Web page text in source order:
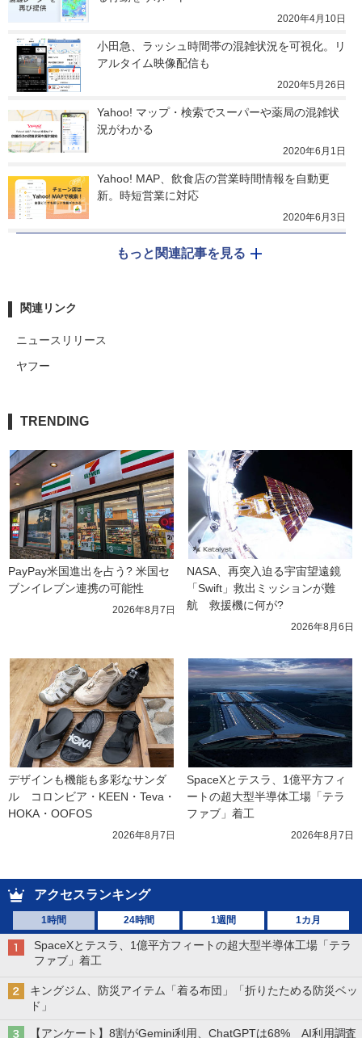
2020年4月10日
小田急、ラッシュ時間帯の混雑状況を可視化。リ
アルタイム映像配信も
2020年5月26日
Yahoo! マップ・検索でスーパーや薬局の混雑状
況がわかる
2020年6月1日
Yahoo! MAP、飲食店の営業時間情報を自動更
新。時短営業に対応
2020年6月3日
もっと関連記事を見る
関連リンク
ニュースリリース
ヤフー
TRENDING
PayPay米国進出を占う? 米国セ
ブンイレブン連携の可能性
2026年8月7日
NASA、再突入迫る宇宙望遠鏡
「Swift」救出ミッションが難
航　救援機に何が?
2026年8月6日
デザインも機能も多彩なサンダ
ル　コロンビア・KEEN・Teva・
HOKA・OOFOS
2026年8月7日
SpaceXとテスラ、1億平方フィ
ートの超大型半導体工場「テラ
ファブ」着工
2026年8月7日
アクセスランキング
1時間 24時間 1週間 1カ月
SpaceXとテスラ、1億平方フィートの超大型半導体工場「テラ
ファブ」着工
キングジム、防災アイテム「着る布団」「折りたためる防災ベッ
ド」
【アンケート】8割がGemini利用、ChatGPTは68% AI利用調査